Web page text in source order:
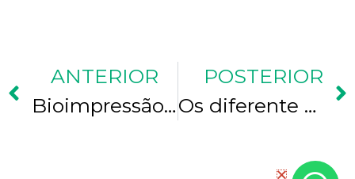
ANTERIOR
Bioimpressão de órgãos sintéticos
POSTERIOR
Os diferente níveis de higienização